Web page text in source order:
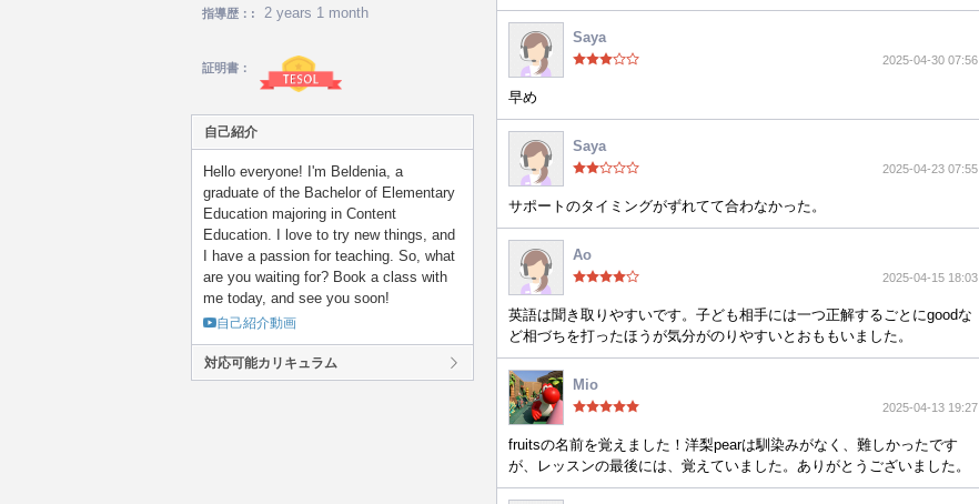
指導歴：: 2 years 1 month
証明書：
自己紹介
Hello everyone! I'm Beldenia, a
graduate of the Bachelor of Elementary
Education majoring in Content
Education. I love to try new things, and
I have a passion for teaching. So, what
are you waiting for? Book a class with
me today, and see you soon!
自己紹介動画
対応可能カリキュラム
Saya
2025-04-30 07:56
早め
Saya
2025-04-23 07:55
サポートのタイミングがずれてて合わなかった。
Ao
2025-04-15 18:03
英語は聞き取りやすいです。子ども相手には一つ正解するごとにgoodな
ど相づちを打ったほうが気分がのりやすいとおももいました。
Mio
2025-04-13 19:27
fruitsの名前を覚えました！洋梨pearは馴染みがなく、難しかったです
が、レッスンの最後には、覚えていました。ありがとうございました。